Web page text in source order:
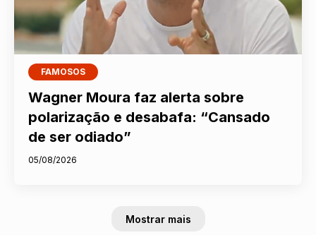
FAMOSOS
Wagner Moura faz alerta sobre
polarização e desabafa: “Cansado
de ser odiado”
05/08/2026
Mostrar mais